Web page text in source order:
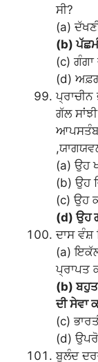
ਸੀ?
(a)
(b)
(c) ਗੰਗਾ
(d)
ਪ੍ਰਾਚੀਨ
ਗੱਲ
(a) ਉਹ
(b) ਉਹ
(c) ਉਹ
(d) ਉਹ
ਦਾਸ ਵੰਸ਼
(a)
ਪ੍ਰਾਪਤ
(b) ਬਹੁਤ
ਦੀ ਸੇਵਾ
(c)
(d)
ਬੁਲੰਦ